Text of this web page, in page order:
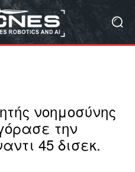
νοημοσύνης
την
45 δισεκ.